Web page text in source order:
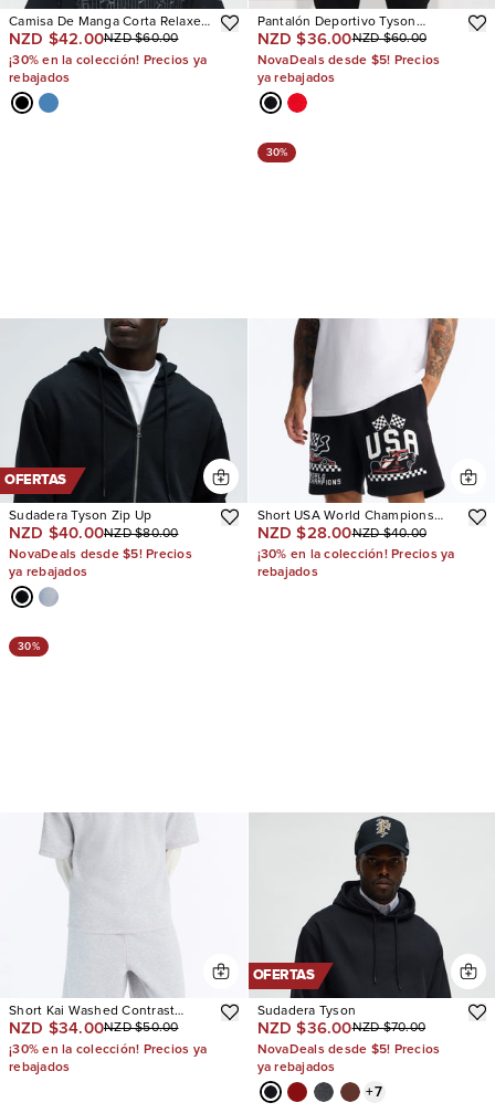
Camisa De Manga Corta Relaxed
Heavensent 777
NZD $42.00NZD $60.00
¡30% en la colección! Precios ya
rebajados
Pantalón Deportivo Tyson
Skinny Stacked Flare
NZD $36.00NZD $60.00
NovaDeals desde $5! Precios
ya rebajados
OFERTAS
Sudadera Tyson Zip Up
NZD $40.00NZD $80.00
NovaDeals desde $5! Precios
ya rebajados
30%
Short USA World Champions
Relaxed Sweat
NZD $28.00NZD $40.00
¡30% en la colección! Precios ya
rebajados
30%
Short Kai Washed Contrast
Stitch Baggy Sweat
NZD $34.00NZD $50.00
¡30% en la colección! Precios ya
rebajados
OFERTAS
Sudadera Tyson
NZD $36.00NZD $70.00
NovaDeals desde $5! Precios
ya rebajados
+7